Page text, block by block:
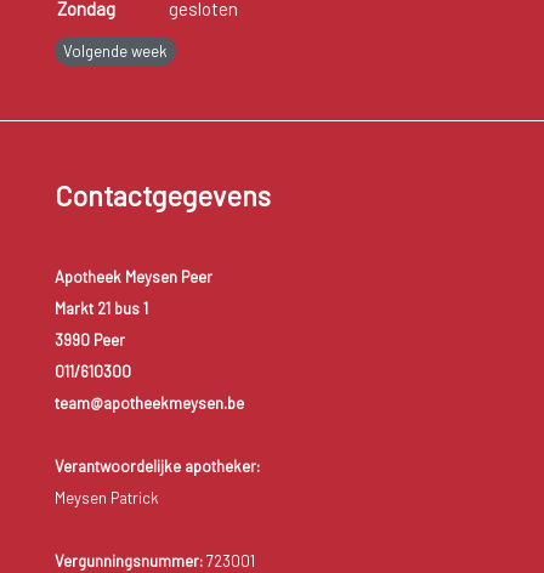
Zondag
gesloten
Volgende week
Contactgegevens
Apotheek Meysen Peer
Markt 21 bus 1
3990 Peer
011/610300
team@apotheekmeysen.be
Verantwoordelijke apotheker:
Meysen Patrick
Vergunningsnummer:723001